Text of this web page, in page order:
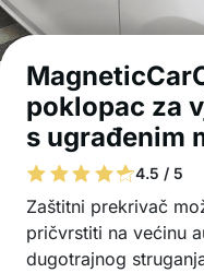
poklopac za
s ugrađenim
4.5 / 5
Zaštitni prekrivač
pričvrstiti na većinu
dugotrajnog